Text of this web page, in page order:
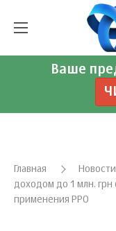
Ваше
Главная
доходом до 1 млн.
применения РРО